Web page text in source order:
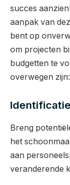
succes
aanpak van
bent op
om projecten
budgetten te
overwegen zijn:
Breng
het
aan
veranderende